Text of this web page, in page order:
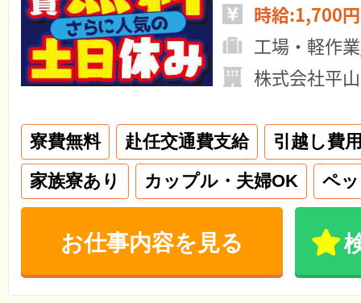
時給:1,700
工場・軽作
株式会社平
寮費無料 赴任交通費支給
引越し費
家族寮あり
カップル・夫婦OK ペ
お仕事内容を見る